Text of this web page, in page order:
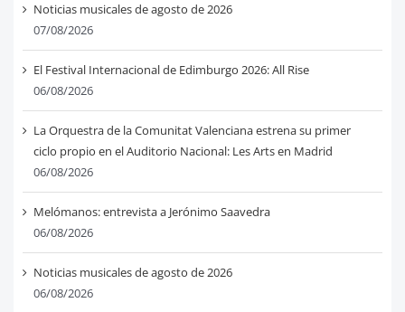
Noticias musicales de agosto de 2026
07/08/2026
El Festival Internacional de Edimburgo 2026: All Rise
06/08/2026
La Orquestra de la Comunitat Valenciana estrena su primer
ciclo propio en el Auditorio Nacional: Les Arts en Madrid
06/08/2026
Melómanos: entrevista a Jerónimo Saavedra
06/08/2026
Noticias musicales de agosto de 2026
06/08/2026